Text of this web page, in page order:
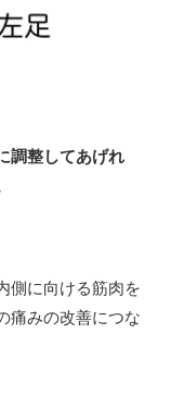
調整してあげれ
側に向ける筋肉を
痛みの改善につな